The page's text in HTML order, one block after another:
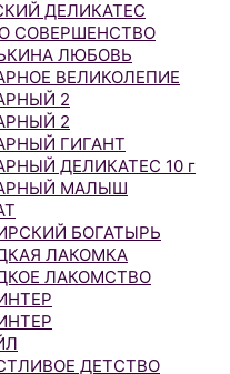
ДЕЛИКАТЕС
СОВЕРШЕНСТВО
ЛЮБОВЬ
ВЕЛИКОЛЕПИЕ
2
2
ГИГАНТ
ДЕЛИКАТЕС 10 г
МАЛЫШ
БОГАТЫРЬ
ЛАКОМКА
ЛАКОМСТВО
ДЕТСТВО